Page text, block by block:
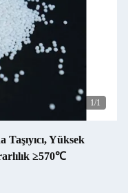
1/1
Yüksek
≥570℃